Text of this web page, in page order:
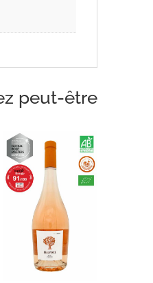
peut-être